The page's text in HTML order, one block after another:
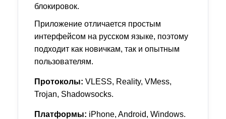
блокировок.
Приложение отличается простым
интерфейсом на русском языке, поэтому
подходит как новичкам, так и опытным
пользователям.
Протоколы: VLESS, Reality, VMess,
Trojan, Shadowsocks.
Платформы: iPhone, Android, Windows.